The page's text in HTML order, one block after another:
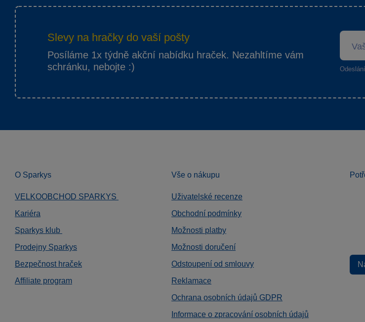
Slevy na hračky do vaší pošty
Posíláme 1x týdně akční nabídku hraček. Nezahltíme vám
schránku, nebojte :)
O Sparkys
VELKOOBCHOD SPARKYS
Kariéra
Sparkys klub
Prodejny Sparkys
Bezpečnost hraček
Affiliate program
Vše o nákupu
Uživatelské recenze
Obchodní podmínky
Možnosti platby
Možnosti doručení
Odstoupení od smlouvy
Reklamace
Ochrana osobních údajů GDPR
Informace o zpracování osobních údajů